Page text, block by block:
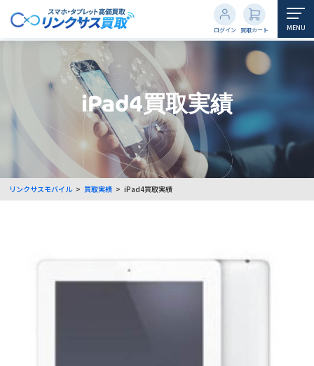
買取カート
ログイン MENU
iPad4買取実績
リンクサスモバイル > 買取実績 > iPad4買取実績